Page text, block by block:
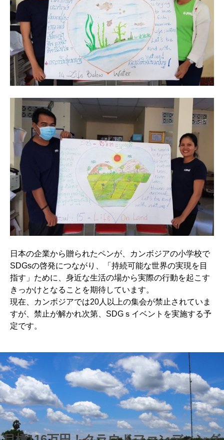
日本の企業から贈られたペンが、カンボジアの小学校で
SDGsの啓発につながり、「持続可能な世界の実現を目
指す」ために、身近な生活の場から実際の行動を起こす
きっかけとなることを期待しています。
現在、カンボジアでは20人以上の集会が禁止されていま
すが、禁止が解かれ次第、SDGｓイベントを実施する予
定です。